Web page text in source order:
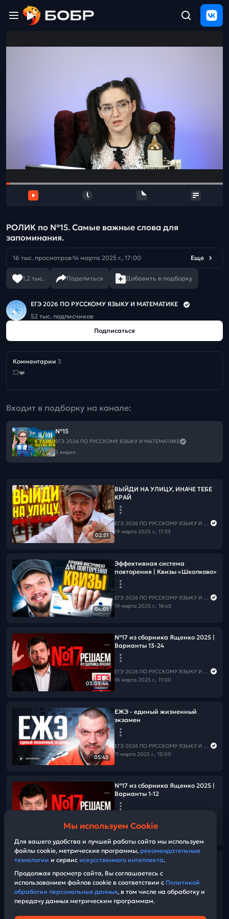
и
РОЛИК по №15. Самые важные слова для
запоминания.
16 тыс. просмотров 14 марта 2025 г., 17:00 Еще
1,2 тыс. Поделиться Добавить в подборку
ЕГЭ 2026 ПО РУССКОМУ ЯЗЫКУ И МАТЕМАТИКЕ
52 тыс. подписчиков
Подписаться
Комментарии 3
💥❤️
Входит в подборку на канале:
№15
ЕГЭ 2026 ПО РУССКОМУ ЯЗЫКУ И МАТЕМАТИКЕ
5 видео
02:51
ВЫЙДИ НА УЛИЦУ, ИНАЧЕ ТЕБЕ
КРАЙ
ЕГЭ 2026 ПО РУССКОМУ ЯЗЫКУ И МАТЕМАТИКЕ
19 марта 2025 г., 17:33
04:01
Эффективная система
повторения | Квизы «Школково»
ЕГЭ 2026 ПО РУССКОМУ ЯЗЫКУ И МАТЕМАТИКЕ
19 марта 2025 г., 16:45
03:03:44
№17 из сборника Ященко 2025 |
Варианты 13-24
ЕГЭ 2026 ПО РУССКОМУ ЯЗЫКУ И МАТЕМАТИКЕ
16 марта 2025 г., 11:00
05:43
ЕЖЭ - единый жизненный
экзамен
ЕГЭ 2026 ПО РУССКОМУ ЯЗЫКУ И МАТЕМАТИКЕ
11 марта 2025 г., 13:00
03:58:50
№17 из сборника Ященко 2025 |
Варианты 1-12
09 марта 2025 г., 09:00
01:14:03
Разбор всех заданий №6 из
(50 вариантов).
Мы используем Cookie
Для вашего удобства и лучшей работы сайта мы используем
файлы cookie, метрические программы, рекомендательные
технологии и сервис искусственного интеллекта.
Продолжая просмотр сайта, Вы соглашаетесь с
использованием файлов cookie в соответствии с Политикой
обработки персональных данных, в том числе на обработку и
передачу данных метрическим программам.